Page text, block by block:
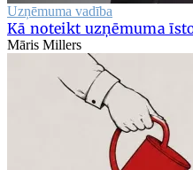
Uzņēmuma vadība
Kā noteikt uzņēmuma
Māris Millers